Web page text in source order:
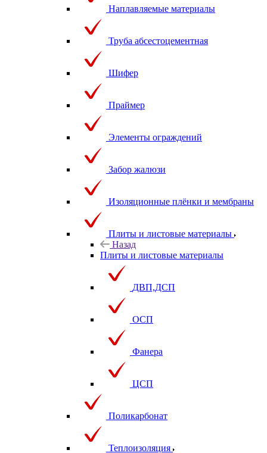
Наплавляемые материалы
Труба абсестоцементная
Шифер
Праймер
Элементы ограждений
Забор жалюзи
Изоляционные плёнки и мембраны
Плиты и листовые материалы
Назад
Плиты и листовые материалы
ДВП,ДСП
ОСП
Фанера
ЦСП
Поликарбонат
Теплоизоляция